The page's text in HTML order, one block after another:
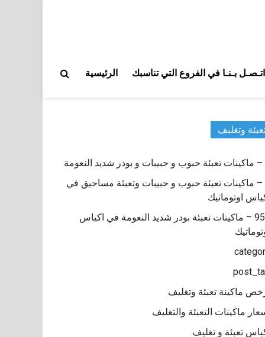
اتـصـل بـنـا في الفروع التي تناسبك الرئيسية
وتغليف
9 – ماكينات تعبئة حبوب و حبيبات وتعبئة مساحيق في
اوتوماتيك
950 – ماكينات تعبئة بودر شديد النعومة في اكياس
ماكينة تعبئة وتغليف
ماكينات التعبئة والتغليف
تعبئة و تغليف